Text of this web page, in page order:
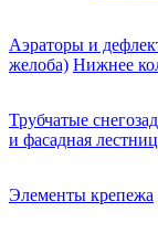
Аэраторы и
желоба) Нижнее
Трубчатые
и фасадная
Элементы крепежа